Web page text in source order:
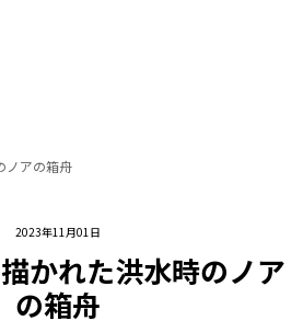
2023年11月01日
かれた洪水時のノア
の箱舟
ノアの箱舟